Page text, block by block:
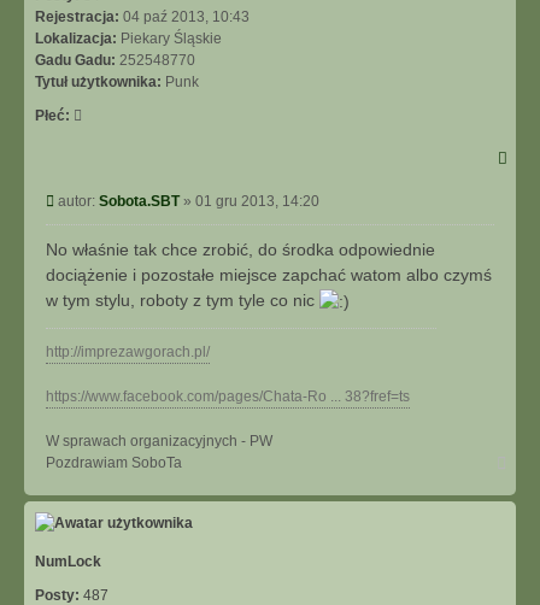
Rejestracja: 04 paź 2013, 10:43
Lokalizacja: Piekary Śląskie
Gadu Gadu: 252548770
Tytuł użytkownika: Punk
Płeć:
Post
autor: Sobota.SBT» 01 gru 2013, 14:20
No właśnie tak chce zrobić, do środka odpowiednie
dociążenie i pozostałe miejsce zapchać watom albo czymś
w tym stylu, roboty z tym tyle co nic
http://imprezawgorach.pl/
https://www.facebook.com/pages/Chata-Ro ... 38?fref=ts
W sprawach organizacyjnych - PW
Pozdrawiam SoboTa
NumLock
Posty: 487